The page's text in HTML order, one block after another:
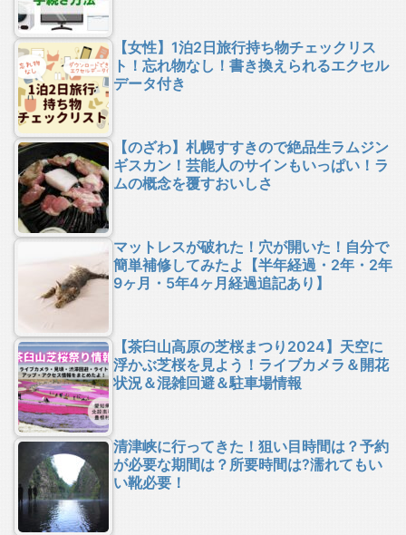
【女性】1泊2日旅行持ち物チェックリス
ト！忘れ物なし！書き換えられるエクセル
データ付き
【のざわ】札幌すすきので絶品生ラムジン
ギスカン！芸能人のサインもいっぱい！ラ
ムの概念を覆すおいしさ
マットレスが破れた！穴が開いた！自分で
簡単補修してみたよ【半年経過・2年・2年
9ヶ月・5年4ヶ月経過追記あり】
【茶臼山高原の芝桜まつり2024】天空に
浮かぶ芝桜を見よう！ライブカメラ＆開花
状況＆混雑回避＆駐車場情報
清津峡に行ってきた！狙い目時間は？予約
が必要な期間は？所要時間は?濡れてもい
い靴必要！